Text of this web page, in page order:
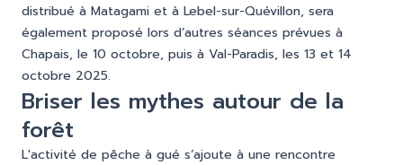
distribué à Matagami et à Lebel-sur-Quévillon, sera
également proposé lors d’autres séances prévues à
Chapais, le 10 octobre, puis à Val-Paradis, les 13 et 14
octobre 2025.
Briser les mythes autour de la
forêt
L'activité de pêche à gué s’ajoute à une rencontre